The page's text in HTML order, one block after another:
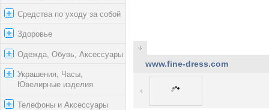
Средства по уходу за собой
Здоровье
Одежда, Обувь, Аксессуары
Украшения, Часы,
Ювелирные изделия
Телефоны и Аксессуары
www.fine-dress.com